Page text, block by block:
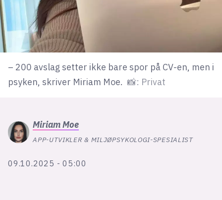
– 200 avslag setter ikke bare spor på CV-en, men i
psyken, skriver Miriam Moe. 📸: Privat
MiriamMoe
APP-UTVIKLER & MILJØPSYKOLOGI-SPESIALIST
09.10.2025 - 05:00
Facebook
annonsepriser
annonseguide
suksesshistorier
Bli firmapartner